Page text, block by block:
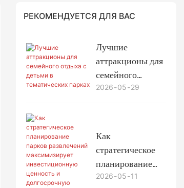
РЕКОМЕНДУЕТСЯ ДЛЯ ВАС
Лучшие
аттракционы для
семейного
отдыха с детьми
2026 05 29
Как
стратегическое
планирование
парков
2026 05 11